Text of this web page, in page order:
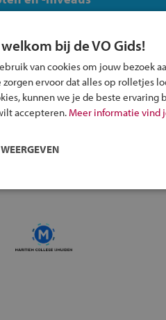
Alle
bij de VO Gids!
van cookies om jouw bezoek
zorgen ervoor dat alles op rolletjes
kunnen we je de beste
accepteren. Meer informatie vind